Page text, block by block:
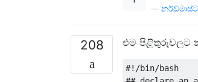
208 එම පිළිතුරුවලට
#!/bin/bash